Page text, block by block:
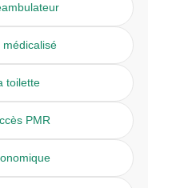
toilette
PMR